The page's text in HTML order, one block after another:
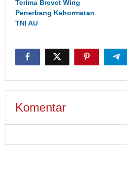
Terima Brevet Wing
Penerbang Kehormatan
TNI AU
Komentar